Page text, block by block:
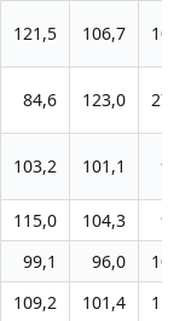
121,5 106,7
84,6 123,0
103,2 101,1
115,0 104,3
99,1 96,0
109,2 101,4